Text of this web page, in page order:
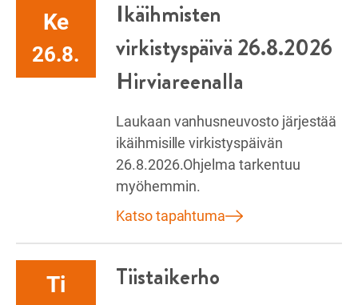
Ke
26.8.
Ikäihmisten
virkistyspäivä 26.8.2026
Hirviareenalla
Laukaan vanhusneuvosto järjestää
ikäihmisille virkistyspäivän
26.8.2026.Ohjelma tarkentuu
myöhemmin.
Katso tapahtuma
Ti Tiistaikerho